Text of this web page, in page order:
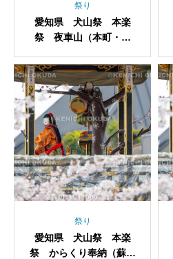
祭り
愛知県 犬山祭 本楽
祭 夜車山（本町・咸
祭り
愛知県 犬山祭 本楽
祭 からくり奉納（蘇登